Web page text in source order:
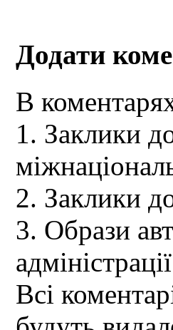
Додати
В
1. Заклики
2. Заклики
3. Образи
Всі